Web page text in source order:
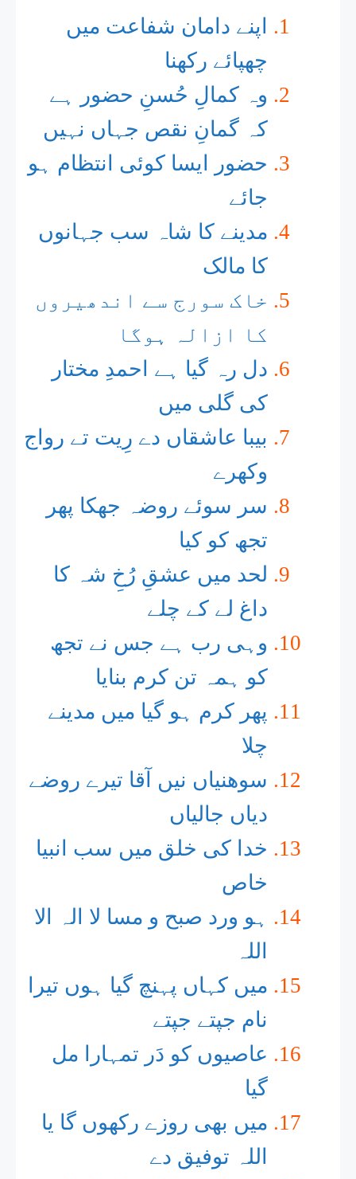
ﺍﭘﻨﮯ ﺩﺍﻣﺎﻥ ﺷﻔﺎﻋﺖ ﻣﯿﮟ
ﭼﮭﭙﺎﺋﮯ ﺭﮐﮭﻨﺎ
وہ کمالِ حُسنِ حضور ہے
کہ گمانِ نقص جہاں نہیں
حضور ایسا کوئی انتظام ہو
جائے
مدینے کا شاہ سب جہانوں
کا مالک
خاک سورج سے اندھیروں
کا ازالہ ہوگا
دل رہ گیا ہے احمدِ مختار
کی گلی میں
بیبا عاشقاں دے رِیت تے رواج
وکھرے
سر سوئے روضہ جھکا پھر
تجھ کو کیا
لحد میں عشقِ رُخِ شہ کا
داغ لے کے چلے
وہی رب ہے جس نے تجھ
کو ہمہ تن کرم بنایا
پھر کرم ہو گیا میں مدینے
چلا
سوھنیاں نیں آقا تیرے روضے
دیاں جالیاں
خدا کی خلق میں سب انبیا
خاص
ہو ورد صبح و مسا لا الہ الا
اللہ
میں کہاں پہنچ گیا ہوں تیرا
نام جپتے جپتے
عاصیوں کو دَر تمہارا مل
گیا
میں بھی روزے رکھوں گا یا
اللہ توفیق دے